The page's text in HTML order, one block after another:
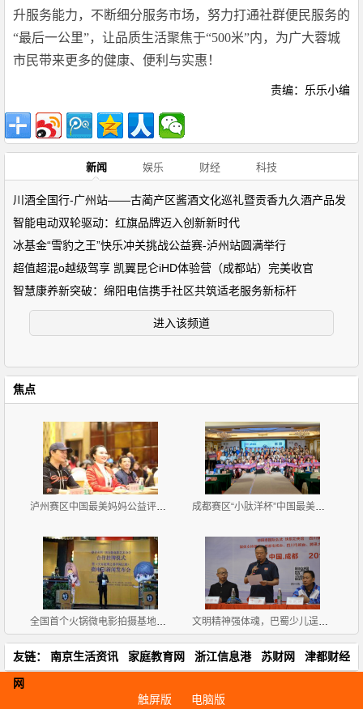
升服务能力，不断细分服务市场，努力打通社群便民服务的
“最后一公里”，让品质生活聚焦于“500米”内，为广大蓉城
市民带来更多的健康、便利与实惠！
责编：乐乐小编
新闻 娱乐 财经 科技
川酒全国行-广州站——古蔺产区酱酒文化巡礼暨贡香九久酒产品发
智能电动双轮驱动：红旗品牌迈入创新新时代
冰基金“雪豹之王”快乐冲关挑战公益赛-泸州站圆满举行
超值超混o越级驾享 凯翼昆仑iHD体验营（成都站）完美收官
智慧康养新突破：绵阳电信携手社区共筑适老服务新标杆
进入该频道
焦点
泸州赛区中国最美妈妈公益评选大赛新闻发布会暨首场海 成都赛区“小肽洋杯”中国最美妈妈公益评选大赛首场海
全国首个火锅微电影拍摄基地挂牌《天方夜谭之耍爷闯江 文明精神强体魂，巴蜀少儿逞英豪
友链： 南京生活资讯 家庭教育网 浙江信息港 苏财网 津都财经
网
触屏版
电脑版